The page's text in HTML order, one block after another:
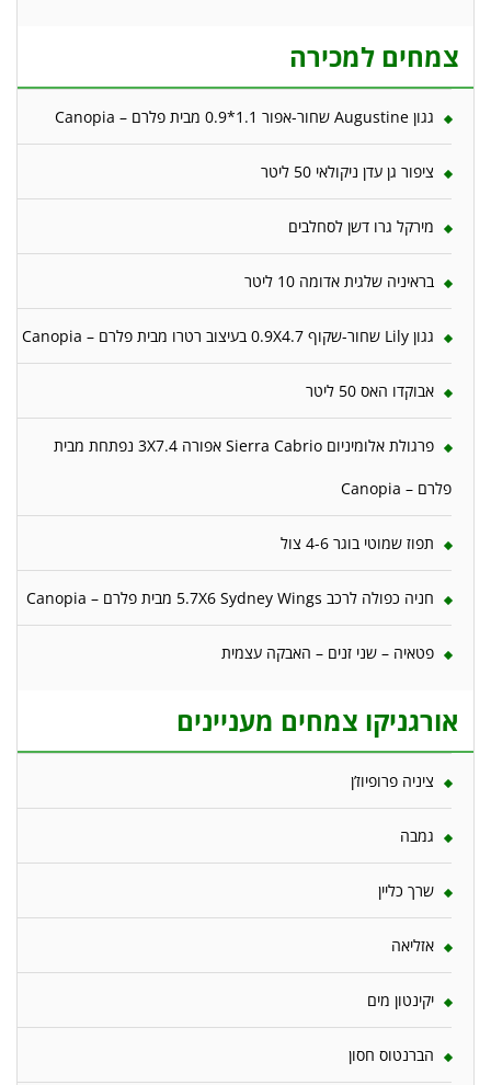
צמחים למכירה
גגון Augustine שחור-אפור 1.1*0.9 מבית פלרם – Canopia
ציפור גן עדן ניקולאי 50 ליטר
מירקל גרו דשן לסחלבים
בראיניה שלגית אדומה 10 ליטר
גגון Lily שחור-שקוף 0.9X4.7 בעיצוב רטרו מבית פלרם – Canopia
אבוקדו האס 50 ליטר
פרגולת אלומיניום Sierra Cabrio אפורה 3X7.4 נפתחת מבית
פלרם – Canopia
תפוז שמוטי בוגר 4-6 צול
חניה כפולה לרכב 5.7X6 Sydney Wings מבית פלרם – Canopia
פטאיה – שני זנים – האבקה עצמית
אורגניקו צמחים מעניינים
ציניה פרופיוז’ן
גמבה
שרך כליין
אזליאה
יקינטון מים
הברנטוס חסון